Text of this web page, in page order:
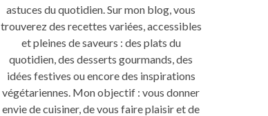
astuces du quotidien. Sur mon blog, vous
trouverez des recettes variées, accessibles
et pleines de saveurs : des plats du
quotidien, des desserts gourmands, des
idées festives ou encore des inspirations
végétariennes. Mon objectif : vous donner
envie de cuisiner, de vous faire plaisir et de